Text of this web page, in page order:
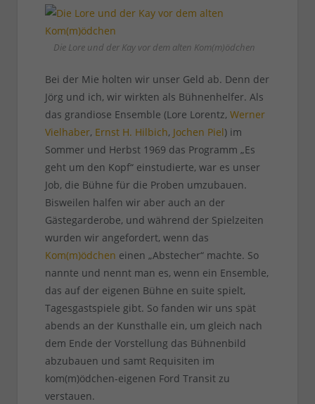
Die Lore und der Kay vor dem alten Kom(m)ödchen
Bei der Mie holten wir unser Geld ab. Denn der
Jörg und ich, wir wirkten als Bühnenhelfer. Als
das grandiose Ensemble (Lore Lorentz, Werner
Vielhaber, Ernst H. Hilbich, Jochen Piel) im
Sommer und Herbst 1969 das Programm „Es
geht um den Kopf“ einstudierte, war es unser
Job, die Bühne für die Proben umzubauen.
Bisweilen halfen wir aber auch an der
Gästegarderobe, und während der Spielzeiten
wurden wir angefordert, wenn das
Kom(m)ödchen einen „Abstecher“ machte. So
nannte und nennt man es, wenn ein Ensemble,
das auf der eigenen Bühne en suite spielt,
Tagesgastspiele gibt. So fanden wir uns spät
abends an der Kunsthalle ein, um gleich nach
dem Ende der Vorstellung das Bühnenbild
abzubauen und samt Requisiten im
kom(m)ödchen-eigenen Ford Transit zu
verstauen.